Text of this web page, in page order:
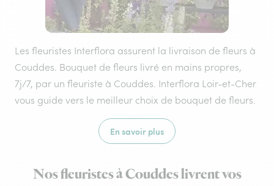
Les fleuristes Interflora assurent la livraison de fleurs à
Couddes. Bouquet de fleurs livré en mains propres,
7j/7, par un fleuriste à Couddes. Interflora Loir-et-Cher
vous guide vers le meilleur choix de bouquet de fleurs.
En savoir plus
Nos fleuristes à Couddes livrent vos